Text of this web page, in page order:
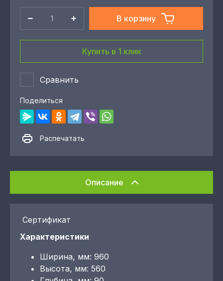
В корзину
Купить в 1 клик
Сравнить
Поделиться
Распечатать
Описание
Сертификат
Характеристики
Ширина, мм: 960
Высота, мм: 560